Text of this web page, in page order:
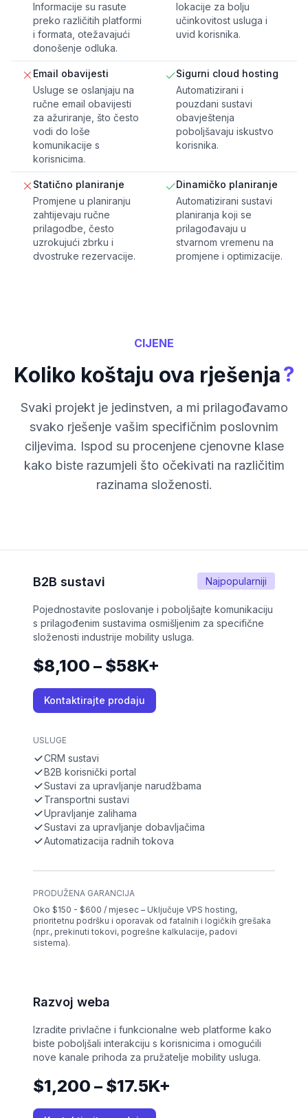
Informacije su rasute
preko različitih platformi
i formata, otežavajući
donošenje odluka.
lokacije za bolju
učinkovitost usluga i
uvid korisnika.
Email obavijesti
Usluge se oslanjaju na
ručne email obavijesti
za ažuriranje, što često
vodi do loše
komunikacije s
korisnicima.
Sigurni cloud hosting
Automatizirani i
pouzdani sustavi
obavještenja
poboljšavaju iskustvo
korisnika.
Statično planiranje
Promjene u planiranju
zahtijevaju ručne
prilagodbe, često
uzrokujući zbrku i
dvostruke rezervacije.
Dinamičko planiranje
Automatizirani sustavi
planiranja koji se
prilagođavaju u
stvarnom vremenu na
promjene i optimizacije.
CIJENE
Koliko koštaju ova rješenja?
Svaki projekt je jedinstven, a mi prilagođavamo
svako rješenje vašim specifičnim poslovnim
ciljevima. Ispod su procenjene cjenovne klase
kako biste razumjeli što očekivati na različitim
razinama složenosti.
Najpopularniji
B2B sustavi
Pojednostavite poslovanje i poboljšajte komunikaciju
s prilagođenim sustavima osmišljenim za specifične
složenosti industrije mobility usluga.
$8,100 – $58K+
Kontaktirajte prodaju
USLUGE
CRM sustavi
B2B korisnički portal
Sustavi za upravljanje narudžbama
Transportni sustavi
Upravljanje zalihama
Sustavi za upravljanje dobavljačima
Automatizacija radnih tokova
PRODUŽENA GARANCIJA
Oko $150 - $600 / mjesec – Uključuje VPS hosting,
prioritetnu podršku i oporavak od fatalnih i logičkih grešaka
(npr., prekinuti tokovi, pogrešne kalkulacije, padovi
sistema).
Razvoj weba
Izradite privlačne i funkcionalne web platforme kako
biste poboljšali interakciju s korisnicima i omogućili
nove kanale prihoda za pružatelje mobility usluga.
$1,200 – $17.5K+